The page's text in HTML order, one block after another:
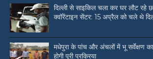
दिल्ली से साइकिल चला कर घर लौट रहे
क्वॉरेंटाइन सेंटर: 15 अप्रैल को चले थे
मधेपुरा के पांच और अंचलों में भू सर्वेक्षण
होगी पूरी प्रक्रिया